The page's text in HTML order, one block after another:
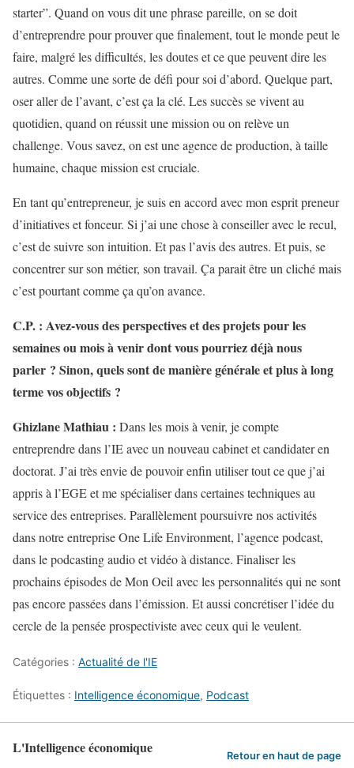
starter”. Quand on vous dit une phrase pareille, on se doit
d’entreprendre pour prouver que finalement, tout le monde peut le
faire, malgré les difficultés, les doutes et ce que peuvent dire les
autres. Comme une sorte de défi pour soi d’abord. Quelque part,
oser aller de l’avant, c’est ça la clé. Les succès se vivent au
quotidien, quand on réussit une mission ou on relève un
challenge. Vous savez, on est une agence de production, à taille
humaine, chaque mission est cruciale.
En tant qu’entrepreneur, je suis en accord avec mon esprit preneur
d’initiatives et fonceur. Si j’ai une chose à conseiller avec le recul,
c’est de suivre son intuition. Et pas l’avis des autres. Et puis, se
concentrer sur son métier, son travail. Ça parait être un cliché mais
c’est pourtant comme ça qu’on avance.
C.P. : Avez-vous des perspectives et des projets pour les
semaines ou mois à venir dont vous pourriez déjà nous
parler ? Sinon, quels sont de manière générale et plus à long
terme vos objectifs ?
Ghizlane Mathiau : Dans les mois à venir, je compte
entreprendre dans l’IE avec un nouveau cabinet et candidater en
doctorat. J’ai très envie de pouvoir enfin utiliser tout ce que j’ai
appris à l’EGE et me spécialiser dans certaines techniques au
service des entreprises. Parallèlement poursuivre nos activités
dans notre entreprise One Life Environment, l’agence podcast,
dans le podcasting audio et vidéo à distance. Finaliser les
prochains épisodes de Mon Oeil avec les personnalités qui ne sont
pas encore passées dans l’émission. Et aussi concrétiser l’idée du
cercle de la pensée prospectiviste avec ceux qui le veulent.
Catégories : Actualité de l'IE
Étiquettes : Intelligence économique, Podcast
L'Intelligence économique Retour en haut de page